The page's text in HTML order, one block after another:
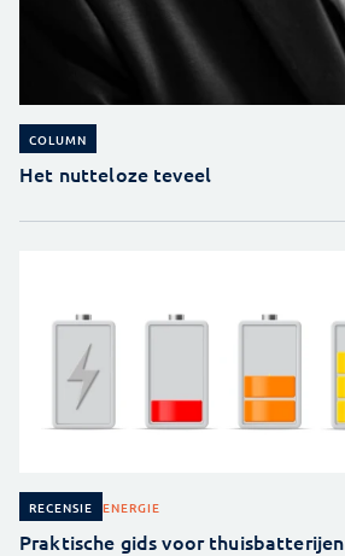
COLUMN
Het nutteloze teveel
RECENSIE ENERGIE
Praktische gids voor thuisbatterijen